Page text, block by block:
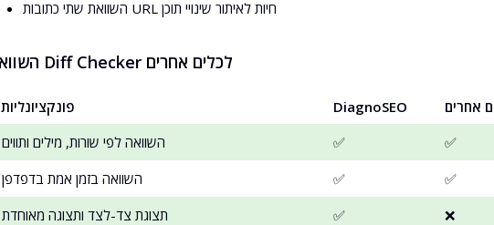
השוואת שתי כתובות URL חיות לאיתור שינויי תוכן
השוואת Diff Checker לכלים אחרים
פונקציונליות DiagnoSEO
אחרים
השוואה לפי שורות, מילים ותווים
✅
✅
השוואה בזמן אמת בדפדפן
✅
✅
תצוגת צד-לצד ותצוגה מאוחדת
✅
❌